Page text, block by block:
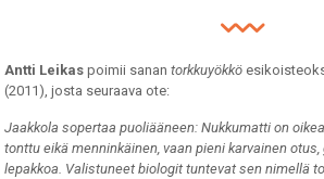
Antti Leikas poimii sanantorkkuyökkö
(2011), josta seuraava ote:
Jaakkola sopertaa puoliääneen: Nukkumatti on
tonttu eikä menninkäinen, vaan pieni karvainen
lepakkoa. Valistuneet biologit tuntevat sen nimellä